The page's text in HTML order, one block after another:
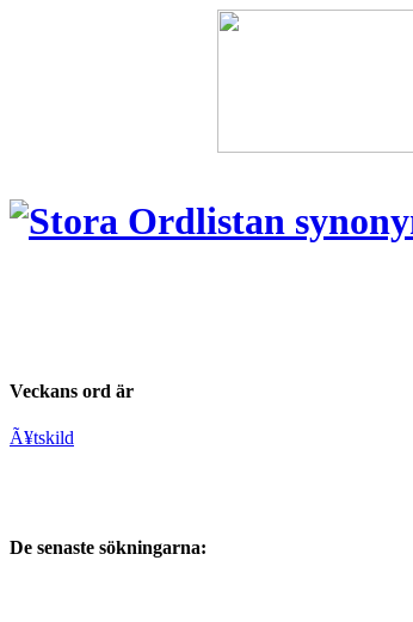
Veckans ord är
Ã¥tskild
De senaste sökningarna: